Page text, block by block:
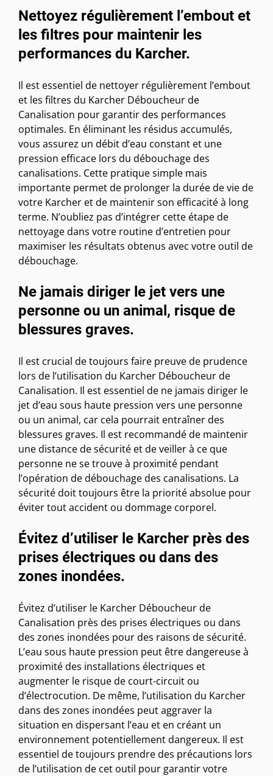
Nettoyez régulièrement l’embout et
les filtres pour maintenir les
performances du Karcher.
Il est essentiel de nettoyer régulièrement l’embout
et les filtres du Karcher Déboucheur de
Canalisation pour garantir des performances
optimales. En éliminant les résidus accumulés,
vous assurez un débit d’eau constant et une
pression efficace lors du débouchage des
canalisations. Cette pratique simple mais
importante permet de prolonger la durée de vie de
votre Karcher et de maintenir son efficacité à long
terme. N’oubliez pas d’intégrer cette étape de
nettoyage dans votre routine d’entretien pour
maximiser les résultats obtenus avec votre outil de
débouchage.
Ne jamais diriger le jet vers une
personne ou un animal, risque de
blessures graves.
Il est crucial de toujours faire preuve de prudence
lors de l’utilisation du Karcher Déboucheur de
Canalisation. Il est essentiel de ne jamais diriger le
jet d’eau sous haute pression vers une personne
ou un animal, car cela pourrait entraîner des
blessures graves. Il est recommandé de maintenir
une distance de sécurité et de veiller à ce que
personne ne se trouve à proximité pendant
l’opération de débouchage des canalisations. La
sécurité doit toujours être la priorité absolue pour
éviter tout accident ou dommage corporel.
Évitez d’utiliser le Karcher près des
prises électriques ou dans des
zones inondées.
Évitez d’utiliser le Karcher Déboucheur de
Canalisation près des prises électriques ou dans
des zones inondées pour des raisons de sécurité.
L’eau sous haute pression peut être dangereuse à
proximité des installations électriques et
augmenter le risque de court-circuit ou
d’électrocution. De même, l’utilisation du Karcher
dans des zones inondées peut aggraver la
situation en dispersant l’eau et en créant un
environnement potentiellement dangereux. Il est
essentiel de toujours prendre des précautions lors
de l’utilisation de cet outil pour garantir votre